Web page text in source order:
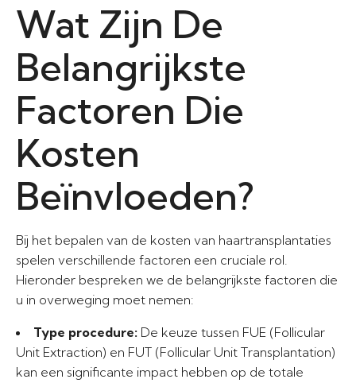
Wat Zijn De
Belangrijkste
Factoren Die
Kosten
Beïnvloeden?
Bij het bepalen van de kosten van haartransplantaties
spelen verschillende factoren een cruciale rol.
Hieronder bespreken we de belangrijkste factoren die
u in overweging moet nemen:
Type procedure: De keuze tussen FUE (Follicular
Unit Extraction) en FUT (Follicular Unit Transplantation)
kan een significante impact hebben op de totale